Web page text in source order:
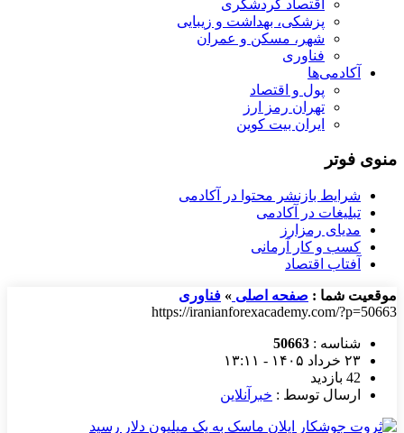
اقتصاد گردشگری
پزشکی، بهداشت و زیبایی
شهر، مسکن و عمران
فناوری
آکادمی‌ها
پول و اقتصاد
تهران رمز ارز
ایران بیت کوین
منوی فوتر
شرایط بازنشر محتوا در آکادمی
تبلیغات در آکادمی
مدیای رمزارز
کسب و کار آرمانی
آفتاب اقتصاد
موقعیت شما : صفحه اصلی » فناوری
https://iranianforexacademy.com/?p=50663
شناسه : 50663
۲۳ خرداد ۱۴۰۵ - ۱۳:۱۱
42 بازدید
ارسال توسط : خبرآنلاین